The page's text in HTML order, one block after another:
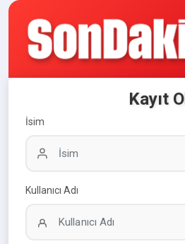
Kayıt Ol
İsim
Kullanıcı Adı